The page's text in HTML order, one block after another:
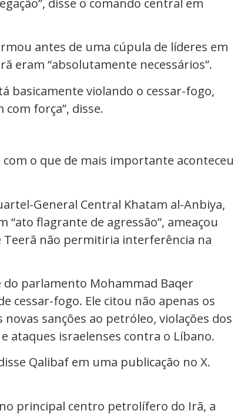
disse o comando central em
antes de uma cúpula de líderes em
eram “absolutamente necessários”.
basicamente violando o cessar-fogo,
força”, disse.
o que de mais importante aconteceu
General Central Khatam al-Anbiya,
flagrante de agressão”, ameaçou
Teerã não permitiria interferência na
parlamento Mohammad Baqer
cessar-fogo. Ele citou não apenas os
sanções ao petróleo, violações dos
ataques israelenses contra o Líbano.
Qalibaf em uma publicação no X.
principal centro petrolífero do Irã, a